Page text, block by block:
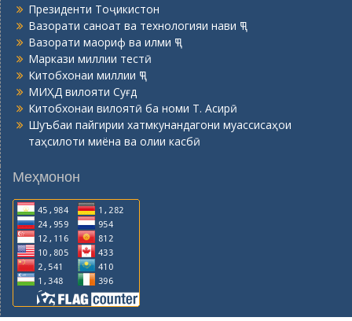
Президенти Тоҷикистон
Вазорати саноат ва технологияи нави ҶТ
Вазорати маориф ва илми ҶТ
Маркази миллии тестӣ
Китобхонаи миллии ҶТ
МИҲД вилояти Суғд
Китобхонаи вилоятӣ ба номи Т. Асирӣ
Шуъбаи пайгирии хатмкунандагони муассисаҳои
таҳсилоти миёна ва олии касбӣ
Меҳмонон